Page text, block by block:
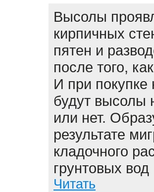
Высолы
кирпичных
пятен и
после того,
И при покупке
будут высолы
или нет.
результате
кладочного
грунтовых
Читать